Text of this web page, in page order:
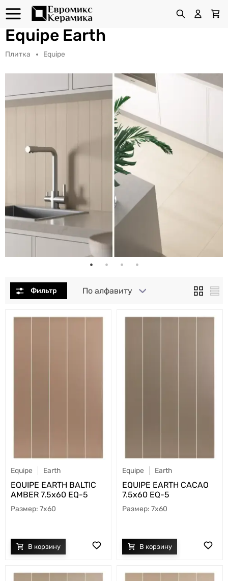
Equipe Earth
Плитка Equipe
По алфавиту
Equipe Earth
EQUIPE EARTH BALTIC
AMBER 7.5х60 EQ-5
7x60
Equipe Earth
EQUIPE EARTH CACAO
7.5х60 EQ-5
7x60